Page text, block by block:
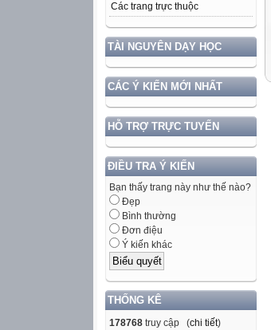
Các trang trực thuộc
TÀI NGUYÊN DẠY HỌC
CÁC Ý KIẾN MỚI NHẤT
HỖ TRỢ TRỰC TUYẾN
ĐIỀU TRA Ý KIẾN
Bạn thấy trang này như thế nào?
Đẹp
Bình thường
Đơn điệu
Ý kiến khác
THỐNG KÊ
178768 truy cập (chi tiết)